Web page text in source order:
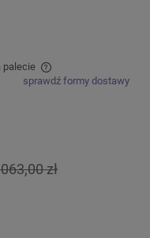
palecie
płatności
sprawdź formy dostawy
zł